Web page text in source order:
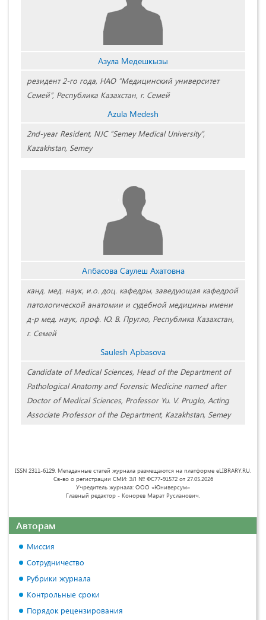
Азула Медешкызы
резидент 2-го года, НАО “Медицинский университет
Семей”, Республика Казахстан, г. Семей
Azula Medesh
2nd-year Resident, NJC “Semey Medical University”,
Kazakhstan, Semey
Апбасова Саулеш Ахатовна
канд. мед. наук, и.о. доц. кафедры, заведующая кафедрой
патологической анатомии и судебной медицины имени
д-р мед. наук, проф. Ю. В. Пругло, Республика Казахстан,
г. Семей
Saulesh Apbasova
Candidate of Medical Sciences, Head of the Department of
Pathological Anatomy and Forensic Medicine named after
Doctor of Medical Sciences, Professor Yu. V. Pruglo, Acting
Associate Professor of the Department, Kazakhstan, Semey
ISSN 2311-6129. Метаданные статей журнала размещаются на платформе eLIBRARY.RU.
Св-во о регистрации СМИ: ЭЛ № ФС77-91572 от 27.05.2026
Учредитель журнала: ООО «Юниверсум»
Главный редактор - Конорев Марат Русланович.
Авторам
Миссия
Сотрудничество
Рубрики журнала
Контрольные сроки
Порядок рецензирования